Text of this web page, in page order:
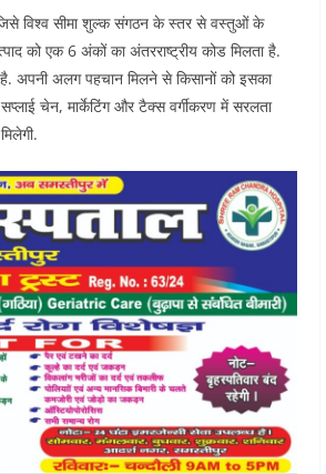
जिसे विश्व सीमा शुल्क संगठन के स्तर से वस्तुओं के
को एक 6 अंकों का अंतरराष्ट्रीय कोड मिलता है.
अपनी अलग पहचान मिलने से किसानों को इसका
चेन, मार्केटिंग और टैक्स वर्गीकरण में सरलता